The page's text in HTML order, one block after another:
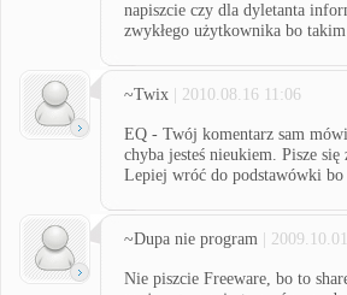
napiszcie czy dla dyletanta
zwykłego użytkownika bo
~Twix | 2010.08.16 11:06
EQ - Twój komentarz sam
chyba jesteś nieukiem. Pisze się
Lepiej wróć do podstawówki bo
~Dupa nie program |
Nie piszcie Freeware, bo to